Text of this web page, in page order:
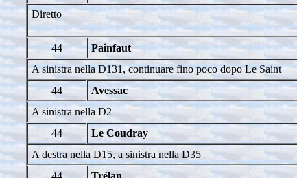
Diretto
44 Painfaut
A sinistra nella D131, continuare fino poco dopo Le Saint
44
Avessac
A sinistra nella D2
44
Le Coudray
A destra nella D15, a sinistra nella D35